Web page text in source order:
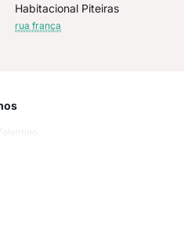
Habitacional Piteiras
rua frança